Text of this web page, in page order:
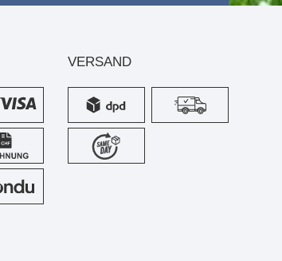
VERSAND